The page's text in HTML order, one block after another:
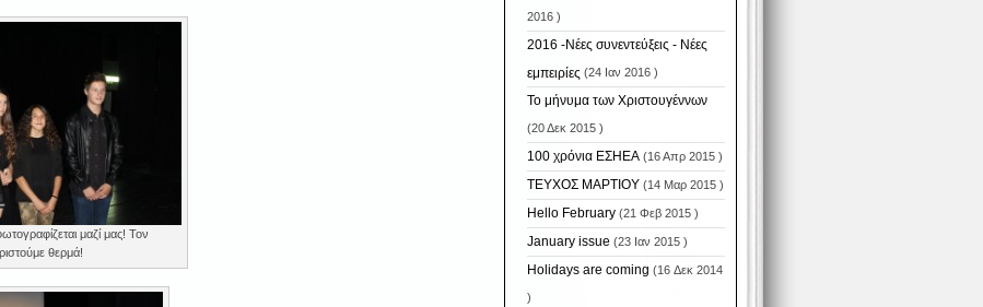
μαζί μας! Τον
θερμά!
2016 )
2016 -Νέες συνεντεύξεις - Νέες
εμπειρίες (24 Ιαν 2016 )
Το μήνυμα των Χριστουγέννων
(20 Δεκ 2015 )
100 χρόνια ΕΣΗΕΑ(16 Απρ 2015 )
ΤΕΥΧΟΣ ΜΑΡΤΙΟΥ(14 Μαρ 2015 )
Hello February(21 Φεβ 2015 )
January issue (23 Ιαν 2015 )
Holidays are coming (16 Δεκ 2014
)